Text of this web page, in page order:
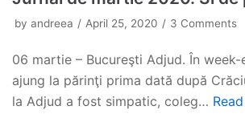
by andreea April 25, 2020 3 Comments
06 martie – Bucureşti Adjud. În week-
ajung la părinţi prima dată după
la Adjud a fost simpatic, coleg…